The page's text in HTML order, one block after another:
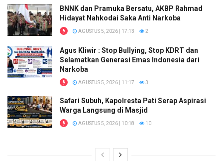
BNNK dan Pramuka Bersatu, AKBP Rahmad
Hidayat Nahkodai Saka Anti Narkoba
AGUSTUS 5, 2026 | 17:13 2
Agus Kliwir : Stop Bullying, Stop KDRT dan
Selamatkan Generasi Emas Indonesia dari
Narkoba
AGUSTUS 5, 2026 | 11:17 3
Safari Subuh, Kapolresta Pati Serap Aspirasi
Warga Langsung di Masjid
AGUSTUS 5, 2026 | 10:18 10